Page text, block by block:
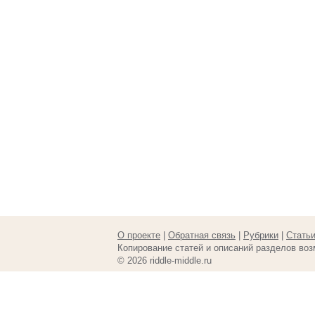
О проекте Обратная связь Рубрики
Статьи
Копирование статей и описаний разделов
© 2026 riddle-middle.ru